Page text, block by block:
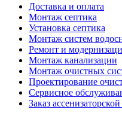
Доставка и оплата
Монтаж септика
Установка септика
Монтаж систем
Ремонт и
Монтаж канализации
Монтаж очистных
Проектирование
Сервисное
Заказ